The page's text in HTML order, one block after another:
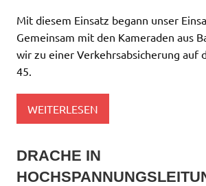
Mit diesem Einsatz begann unser
Gemeinsam mit den Kameraden aus
wir zu einer Verkehrsabsicherung auf
45.
WEITERLESEN
DRACHE IN